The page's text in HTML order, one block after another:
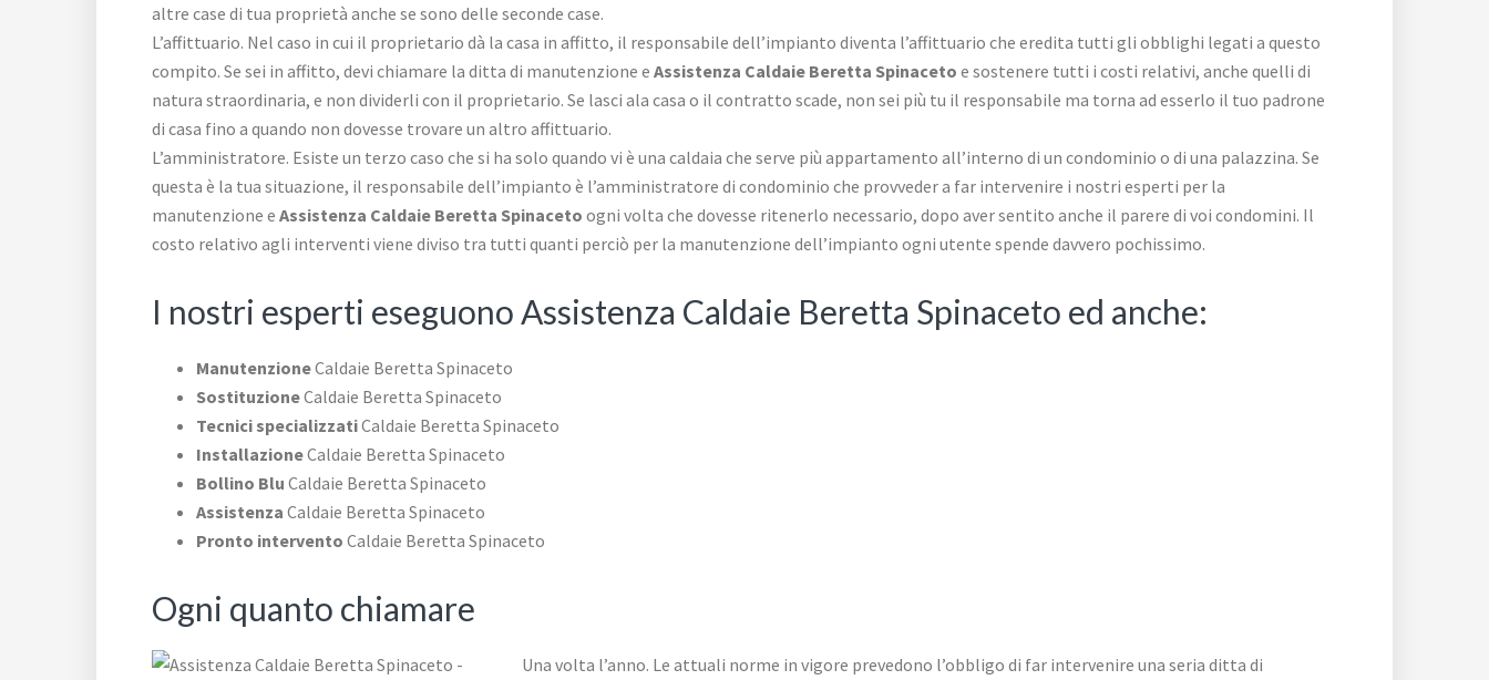
altre case di tua proprietà anche se sono delle seconde case.
L’affittuario. Nel caso in cui il proprietario dà la casa in affitto, il responsabile dell’impianto diventa l’affittuario che eredita tutti gli obblighi legati a questo
compito. Se sei in affitto, devi chiamare la ditta di manutenzione e Assistenza Caldaie Beretta Spinaceto e sostenere tutti i costi relativi, anche quelli di
natura straordinaria, e non dividerli con il proprietario. Se lasci ala casa o il contratto scade, non sei più tu il responsabile ma torna ad esserlo il tuo padrone
di casa fino a quando non dovesse trovare un altro affittuario.
L’amministratore. Esiste un terzo caso che si ha solo quando vi è una caldaia che serve più appartamento all’interno di un condominio o di una palazzina. Se
questa è la tua situazione, il responsabile dell’impianto è l’amministratore di condominio che provveder a far intervenire i nostri esperti per la
manutenzione e Assistenza Caldaie Beretta Spinaceto ogni volta che dovesse ritenerlo necessario, dopo aver sentito anche il parere di voi condomini. Il
costo relativo agli interventi viene diviso tra tutti quanti perciò per la manutenzione dell’impianto ogni utente spende davvero pochissimo.
I nostri esperti eseguono Assistenza Caldaie Beretta Spinaceto ed anche:
ManutenzioneCaldaie Beretta Spinaceto
SostituzioneCaldaie Beretta Spinaceto
Tecnici specializzatiCaldaie Beretta Spinaceto
InstallazioneCaldaie Beretta Spinaceto
Bollino Blu Caldaie Beretta Spinaceto
Assistenza Caldaie Beretta Spinaceto
Pronto intervento Caldaie Beretta Spinaceto
Ogni quanto chiamare
Una volta l’anno. Le attuali norme in vigore prevedono l’obbligo di far intervenire una seria ditta di